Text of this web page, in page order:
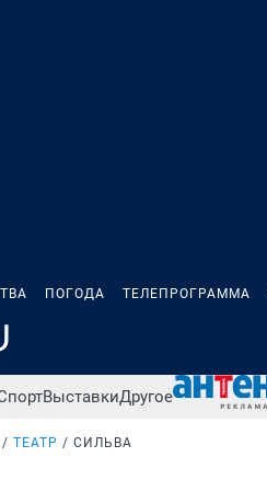
ПОГОДА ТЕЛЕПРОГРАММА
ВыставкиДругое
ТЕАТР СИЛЬВА